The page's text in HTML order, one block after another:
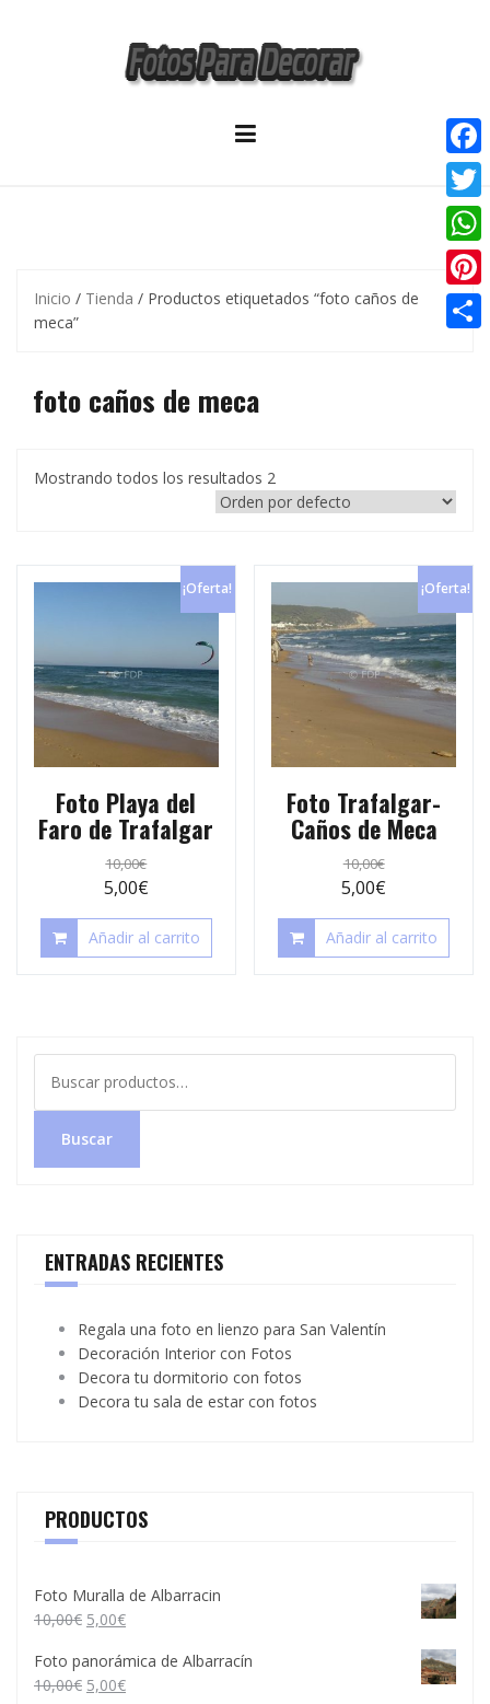
Inicio / Tienda / Productos etiquetados “foto caños de
meca”
foto caños de meca
Mostrando todos los resultados 2
¡Oferta!
Foto Playa del
Faro de Trafalgar
10,00€
5,00€
Añadir al carrito
¡Oferta!
Foto Trafalgar-
Caños de Meca
10,00€
5,00€
Añadir al carrito
por:
Buscar
ENTRADAS RECIENTES
Regala una foto en lienzo para San Valentín
Decoración Interior con Fotos
Decora tu dormitorio con fotos
Decora tu sala de estar con fotos
PRODUCTOS
Foto Muralla de Albarracin
10,00€ 5,00€
Foto panorámica de Albarracín
10,00€ 5,00€
F
a
c
e
b
T
w
i
W
h
a
p
P
e
t
a
r
i
r